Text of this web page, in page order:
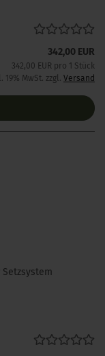
342,00 EUR
342,00 EUR pro 1 Stück
19% MwSt. zzgl. Versand
Setzsystem